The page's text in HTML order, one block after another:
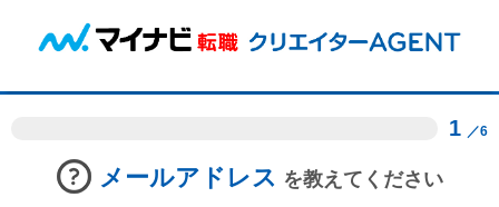
1 ／6
メールアドレス を教えてください